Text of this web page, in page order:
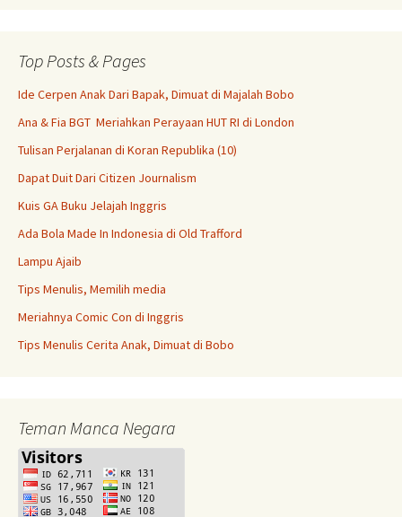
Top Posts & Pages
Ide Cerpen Anak Dari Bapak, Dimuat di Majalah Bobo
Ana & Fia BGT Meriahkan Perayaan HUT RI di London
Tulisan Perjalanan di Koran Republika (10)
Dapat Duit Dari Citizen Journalism
Kuis GA Buku Jelajah Inggris
Ada Bola Made In Indonesia di Old Trafford
Lampu Ajaib
Tips Menulis, Memilih media
Meriahnya Comic Con di Inggris
Tips Menulis Cerita Anak, Dimuat di Bobo
Teman Manca Negara